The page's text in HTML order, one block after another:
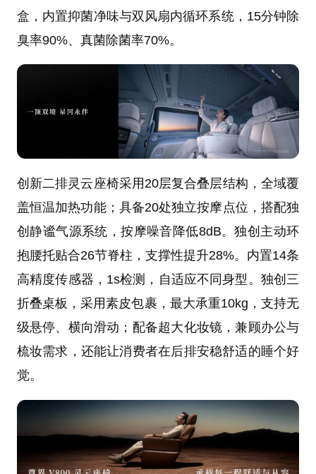
盒，内置抑菌净味与双风扇内循环系统，15分钟除
臭率90%、真菌除菌率70%。
创新二排灵云座椅采用20层复合叠层结构，全域覆
盖恒温加热功能；具备20处独立按摩点位，搭配独
创静谧气源系统，按摩噪音降低8dB。独创主动环
抱腰托贴合26节脊柱，支撑性提升28%。内置14条
高精度传感器，1s检测，自适应不同身型。独创三
折叠桌板，采用素皮包裹，最大承重10kg，支持无
级悬停、横向滑动；配备超大化妆镜，兼顾办公与
梳妆需求，还能让消费者在后排安稳舒适的睡个好
觉。